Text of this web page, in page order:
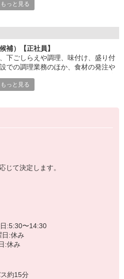
も関われるやりがいある仕事。
ッフの成長や職場の改善に貢献でき
責任あるポジションです。
ンパニーは、全国300以上の施設で
理技術だけでなく、
制度が整っています。
もっと見る
補）【正社員】
下ごしらえや調理、味付け、盛り付
での調理業務のほか、食材の発注や
て利用者さまを笑顔にしたいという
もっと見る
じて決定します。
:5:30〜14:30
:休み
:休み
約15分